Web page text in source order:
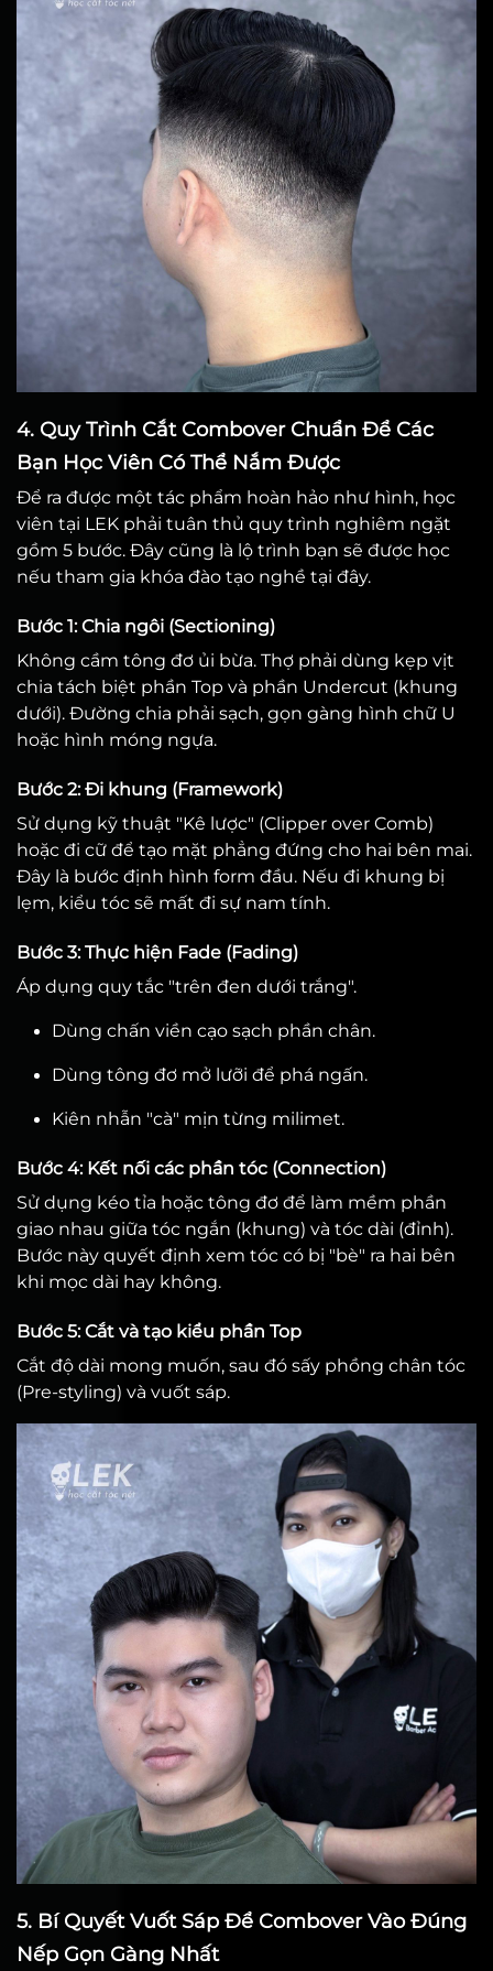
4. Quy Trình Cắt Combover Chuẩn Để Các
Bạn Học Viên Có Thể Nắm Được
Để ra được một tác phẩm hoàn hảo như hình, học
viên tại LEK phải tuân thủ quy trình nghiêm ngặt
gồm 5 bước. Đây cũng là lộ trình bạn sẽ được học
nếu tham gia khóa đào tạo nghề tại đây.
Bước 1: Chia ngôi (Sectioning)
Không cầm tông đơ ủi bừa. Thợ phải dùng kẹp vịt
chia tách biệt phần Top và phần Undercut (khung
dưới). Đường chia phải sạch, gọn gàng hình chữ U
hoặc hình móng ngựa.
Bước 2: Đi khung (Framework)
Sử dụng kỹ thuật "Kê lược" (Clipper over Comb)
hoặc đi cữ để tạo mặt phẳng đứng cho hai bên mai.
Đây là bước định hình form đầu. Nếu đi khung bị
lẹm, kiểu tóc sẽ mất đi sự nam tính.
Bước 3: Thực hiện Fade (Fading)
Áp dụng quy tắc "trên đen dưới trắng".
Dùng chấn viền cạo sạch phần chân.
Dùng tông đơ mở lưỡi để phá ngấn.
Kiên nhẫn "cà" mịn từng milimet.
Bước 4: Kết nối các phần tóc (Connection)
Sử dụng kéo tỉa hoặc tông đơ để làm mềm phần
giao nhau giữa tóc ngắn (khung) và tóc dài (đỉnh).
Bước này quyết định xem tóc có bị "bè" ra hai bên
khi mọc dài hay không.
Bước 5: Cắt và tạo kiểu phần Top
Cắt độ dài mong muốn, sau đó sấy phồng chân tóc
(Pre-styling) và vuốt sáp.
5. Bí Quyết Vuốt Sáp Để Combover Vào Đúng
Nếp Gọn Gàng Nhất